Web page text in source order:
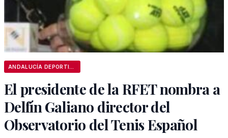
El presidente de la RFET nombra a
Delfín Galiano director del
Observatorio del Tenis Español